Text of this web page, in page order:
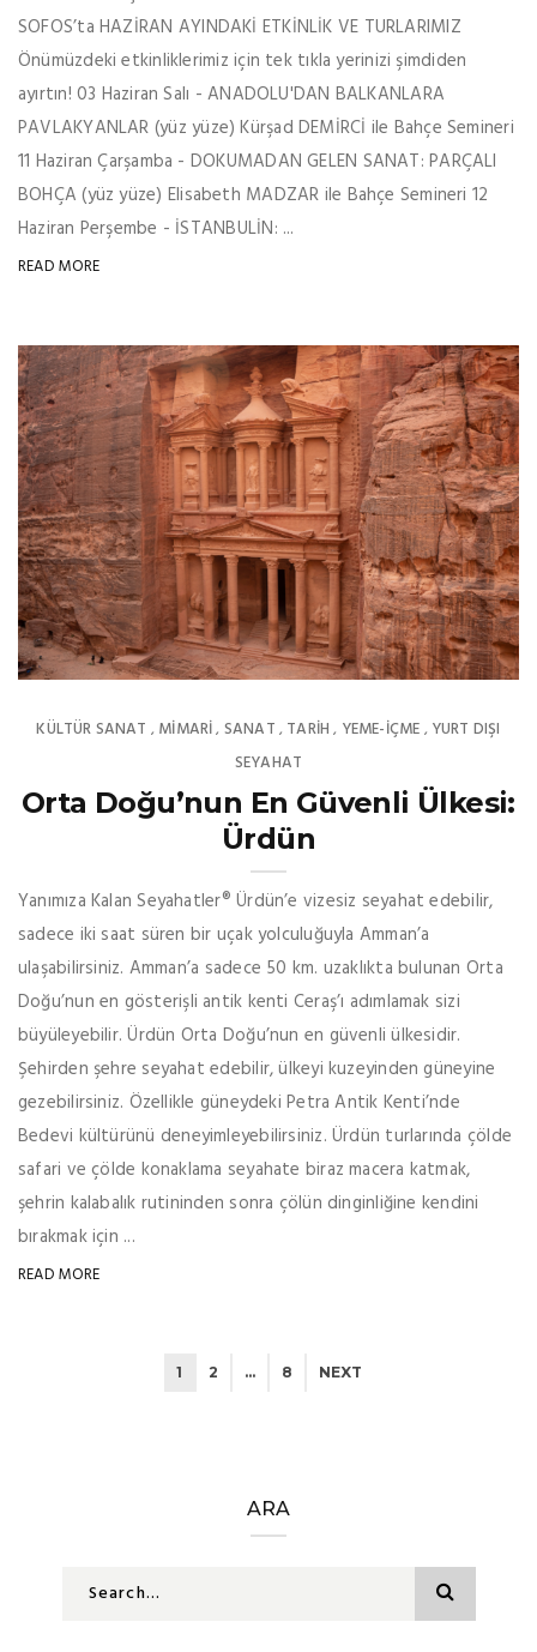
SOFOS’ta HAZİRAN AYINDAKİ ETKİNLİK VE TURLARIMIZ
Önümüzdeki etkinliklerimiz için tek tıkla yerinizi şimdiden
ayırtın! 03 Haziran Salı - ANADOLU'DAN BALKANLARA
PAVLAKYANLAR (yüz yüze) Kürşad DEMİRCİ ile Bahçe Semineri
11 Haziran Çarşamba - DOKUMADAN GELEN SANAT: PARÇALI
BOHÇA (yüz yüze) Elisabeth MADZAR ile Bahçe Semineri 12
Haziran Perşembe - İSTANBULİN: ...
READ MORE
KÜLTÜR SANAT , MIMARI, SANAT , TARİH , YEME-İÇME , YURT DIŞI
SEYAHAT
Orta Doğu’nun En Güvenli Ülkesi:
Ürdün
Yanımıza Kalan Seyahatler® Ürdün’e vizesiz seyahat edebilir,
sadece iki saat süren bir uçak yolculuğuyla Amman’a
ulaşabilirsiniz. Amman’a sadece 50 km. uzaklıkta bulunan Orta
Doğu’nun en gösterişli antik kenti Ceraş’ı adımlamak sizi
büyüleyebilir. Ürdün Orta Doğu’nun en güvenli ülkesidir.
Şehirden şehre seyahat edebilir, ülkeyi kuzeyinden güneyine
gezebilirsiniz. Özellikle güneydeki Petra Antik Kenti’nde
Bedevi kültürünü deneyimleyebilirsiniz. Ürdün turlarında çölde
safari ve çölde konaklama seyahate biraz macera katmak,
şehrin kalabalık rutininden sonra çölün dinginliğine kendini
bırakmak için ...
READ MORE
1 2 … 8 NEXT
ARA